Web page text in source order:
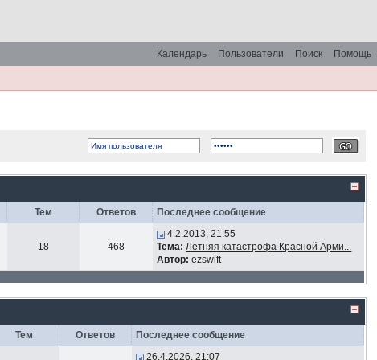
Помощь
Поиск
Пользователи
Календарь
Тем Ответов Последнее сообщение
18 468
4.2.2013, 21:55
Тема: Летняя катастрофа Красной Арми...
Автор: ezswift
Тем Ответов Последнее сообщение
26.4.2026, 21:07